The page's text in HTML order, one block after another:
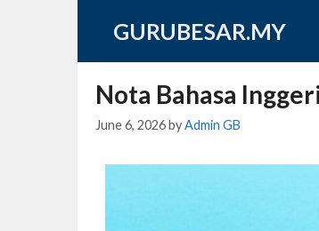
GURUBESAR.MY
Nota Bahasa
June 6, 2026byAdmin GB